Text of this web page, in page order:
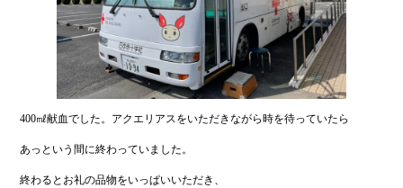
400㎖献血でした。アクエリアスをいただきながら時を待っていたら
あっという間に終わっていました。
終わるとお礼の品物をいっぱいいただき、